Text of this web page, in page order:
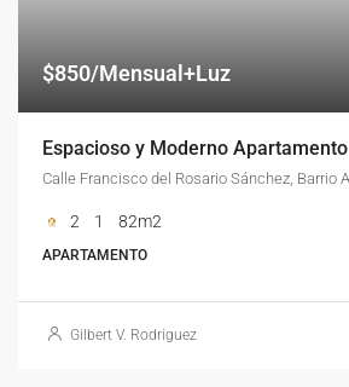
$850/Mensual+Luz
Espacioso y Moderno Apartamento
2 1 82m2
APARTAMENTO
Gilbert V. Rodriguez